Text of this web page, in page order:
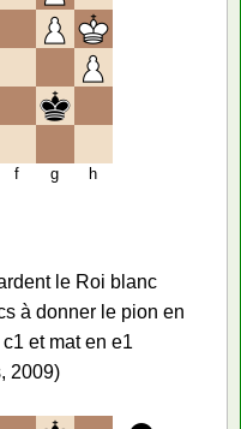
f g h
le Roi blanc
à donner le pion en
et mat en e1
2009)